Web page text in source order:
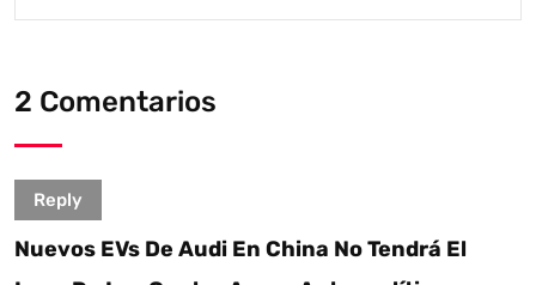
2 Comentarios
Reply
Nuevos EVs De Audi En China No Tendrá El